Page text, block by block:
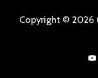
Copyright © 2026